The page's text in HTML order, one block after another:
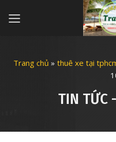
Trang chủ»thuê xe tại
TIN TỨC